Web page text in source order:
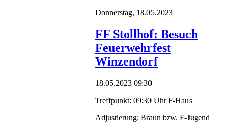
Donnerstag, 18.05.2023
FF Stollhof: Besuch
Feuerwehrfest
Winzendorf
18.05.2023 09:30
Treffpunkt: 09:30 Uhr F-Haus
Adjustierung: Braun bzw. F-Jugend